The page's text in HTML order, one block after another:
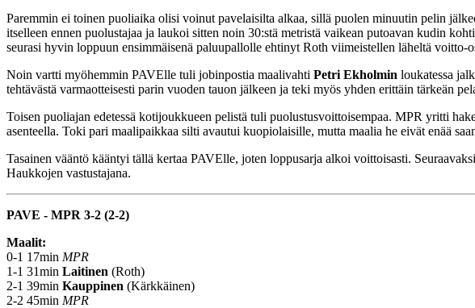
Paremmin ei toinen puoliaika olisi voinut pavelaisilta alkaa, sillä puolen minuutin pelin
itselleen ennen puolustajaa ja laukoi sitten noin 30:stä metristä vaikean putoavan kudin
seurasi hyvin loppuun ensimmäisenä paluupallolle ehtinyt Roth viimeistellen läheltä voitto-
Noin vartti myöhemmin PAVElle tuli jobinpostia maalivahti Petri Ekholmin loukatessa
tehtävästä varmaotteisesti parin vuoden tauon jälkeen ja teki myös yhden erittäin tärkeän
Toisen puoliajan edetessä kotijoukkueen pelistä tuli puolustusvoittoisempaa. MPR yritti
asenteella. Toki pari maalipaikkaa silti avautui kuopiolaisille, mutta maalia he eivät enää
Tasainen vääntö kääntyi tällä kertaa PAVElle, joten loppusarja alkoi voittoisasti.
Haukkojen vastustajana.
PAVE - MPR 3-2 (2-2)
Maalit:
0-1 17min MPR
1-1 31min Laitinen (Roth)
2-1 39min Kauppinen (Kärkkäinen)
2-2 45min MPR